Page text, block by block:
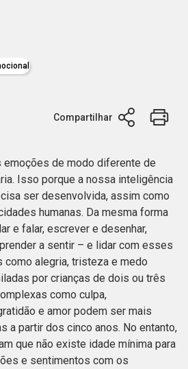
Compartilhar
emoções de modo diferente de
Isso porque a nossa inteligência
ser desenvolvida, assim como
humanas. Da mesma forma
e falar, escrever e desenhar,
a sentir – e lidar com esses
como alegria, tristeza e medo
por crianças de dois ou três
como culpa,
e amor podem ser mais
a partir dos cinco anos. No entanto,
que não existe idade mínima para
e sentimentos com os